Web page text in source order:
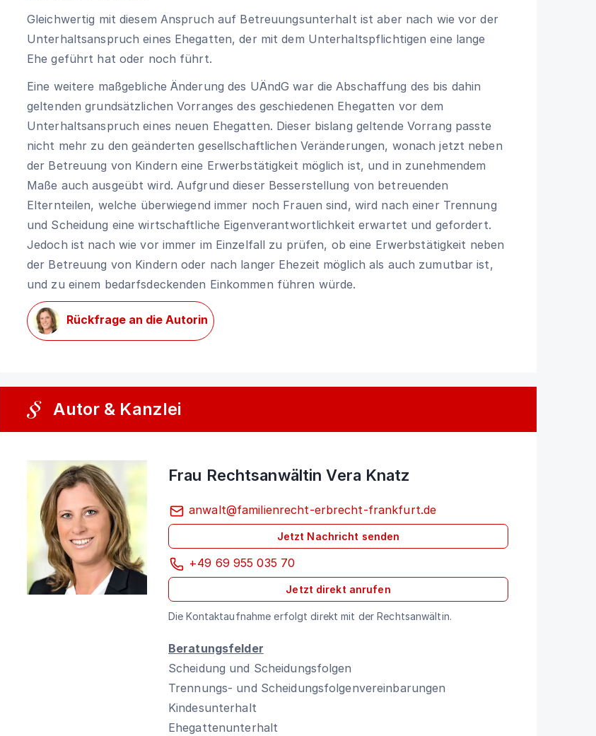
Gleichwertig mit diesem Anspruch auf Betreuungsunterhalt ist aber nach wie vor der
Unterhaltsanspruch eines Ehegatten, der mit dem Unterhaltspflichtigen eine lange
Ehe geführt hat oder noch führt.
Eine weitere maßgebliche Änderung des UÄndG war die Abschaffung des bis dahin
geltenden grundsätzlichen Vorranges des geschiedenen Ehegatten vor dem
Unterhaltsanspruch eines neuen Ehegatten. Dieser bislang geltende Vorrang passte
nicht mehr zu den geänderten gesellschaftlichen Veränderungen, wonach jetzt neben
der Betreuung von Kindern eine Erwerbstätigkeit möglich ist, und in zunehmendem
Maße auch ausgeübt wird. Aufgrund dieser Besserstellung von betreuenden
Elternteilen, welche überwiegend immer noch Frauen sind, wird nach einer Trennung
und Scheidung eine wirtschaftliche Eigenverantwortlichkeit erwartet und gefordert.
Jedoch ist nach wie vor immer im Einzelfall zu prüfen, ob eine Erwerbstätigkeit neben
der Betreuung von Kindern oder nach langer Ehezeit möglich als auch zumutbar ist,
und zu einem bedarfsdeckenden Einkommen führen würde.
Rückfrage an die Autorin
Autor & Kanzlei
Frau Rechtsanwältin Vera Knatz
anwalt@familienrecht-erbrecht-frankfurt.de
Jetzt Nachricht senden
+49 69 955 035 70
Jetzt direkt anrufen
Die Kontaktaufnahme erfolgt direkt mit der Rechtsanwältin.
Beratungsfelder
Scheidung und Scheidungsfolgen
Trennungs- und Scheidungsfolgenvereinbarungen
Kindesunterhalt
Ehegattenunterhalt